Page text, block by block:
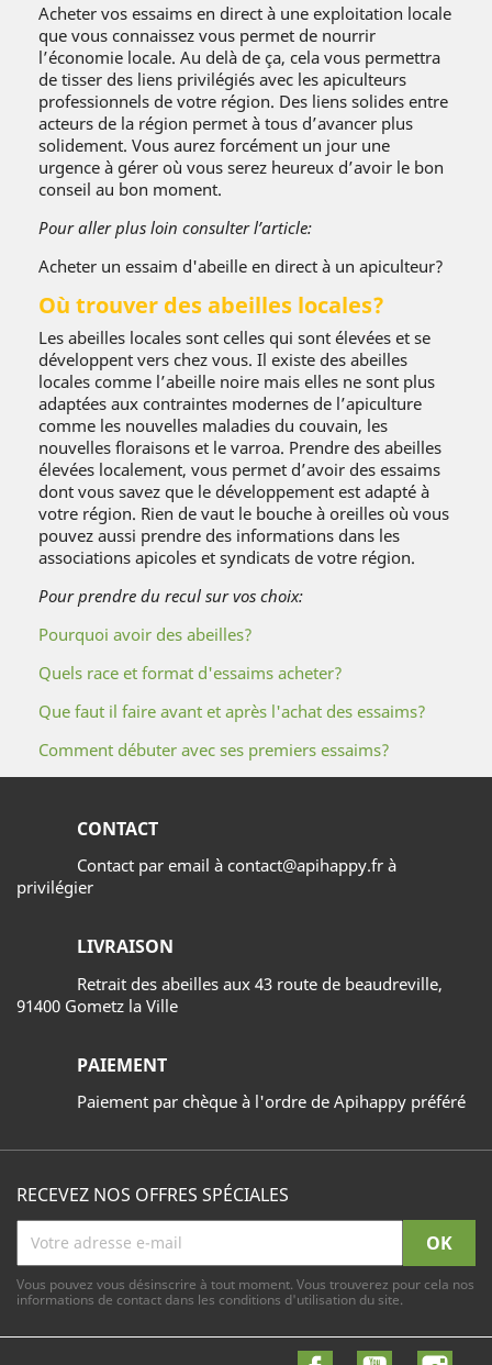
Acheter vos essaims en direct à une exploitation locale
que vous connaissez vous permet de nourrir
l’économie locale. Au delà de ça, cela vous permettra
de tisser des liens privilégiés avec les apiculteurs
professionnels de votre région. Des liens solides entre
acteurs de la région permet à tous d’avancer plus
solidement. Vous aurez forcément un jour une
urgence à gérer où vous serez heureux d’avoir le bon
conseil au bon moment.
Pour aller plus loin consulter l’article:
Acheter un essaim d'abeille en direct à un apiculteur?
Où trouver des abeilles locales?
Les abeilles locales sont celles qui sont élevées et se
développent vers chez vous. Il existe des abeilles
locales comme l’abeille noire mais elles ne sont plus
adaptées aux contraintes modernes de l’apiculture
comme les nouvelles maladies du couvain, les
nouvelles floraisons et le varroa. Prendre des abeilles
élevées localement, vous permet d’avoir des essaims
dont vous savez que le développement est adapté à
votre région. Rien de vaut le bouche à oreilles où vous
pouvez aussi prendre des informations dans les
associations apicoles et syndicats de votre région.
Pour prendre du recul sur vos choix:
Pourquoi avoir des abeilles?
Quels race et format d'essaims acheter?
Que faut il faire avant et après l'achat des essaims?
Comment débuter avec ses premiers essaims?
CONTACT
Contact par email à contact@apihappy.fr à
privilégier
LIVRAISON
Retrait des abeilles aux 43 route de beaudreville,
91400 Gometz la Ville
PAIEMENT
Paiement par chèque à l'ordre de Apihappy préféré
RECEVEZ NOS OFFRES SPÉCIALES
Vous pouvez vous désinscrire à tout moment. Vous trouverez pour cela nos
informations de contact dans les conditions d'utilisation du site.